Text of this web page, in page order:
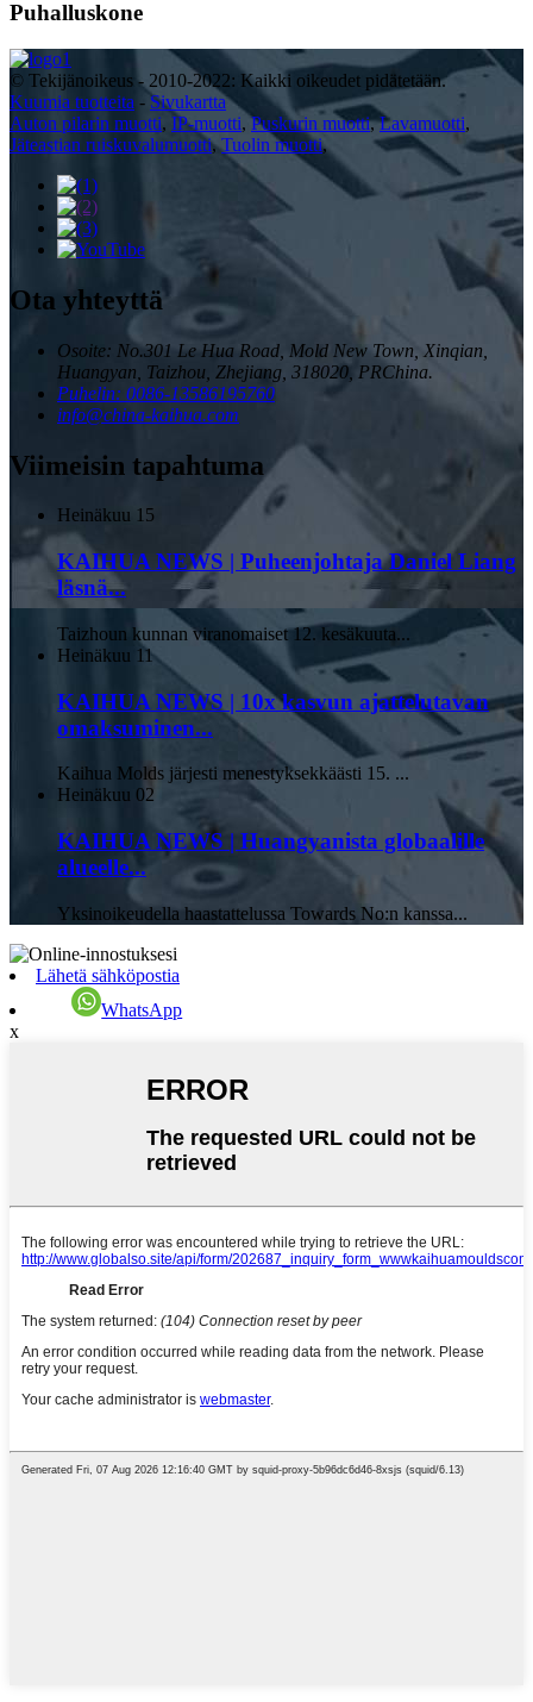
Puhalluskone
© Tekijänoikeus - 2010-2022: Kaikki oikeudet pidätetään.
Kuumia tuotteita - Sivukartta
Auton pilarin muotti, IP-muotti, Puskurin muotti,Lavamuotti,
Jäteastian ruiskuvalumuotti,Tuolin muotti,
Ota yhteyttä
Osoite: No.301 Le Hua Road, Mold New Town, Xinqian,
Huangyan, Taizhou, Zhejiang, 318020, PRChina.
Puhelin: 0086-13586195760
info@china-kaihua.com
Viimeisin tapahtuma
Heinäkuu 15
KAIHUA NEWS | Puheenjohtaja Daniel Liang
läsnä...
Taizhoun kunnan viranomaiset 12. kesäkuuta...
Heinäkuu 11
KAIHUA NEWS | 10x kasvun ajattelutavan
omaksuminen...
Kaihua Molds järjesti menestyksekkäästi 15. ...
Heinäkuu 02
KAIHUA NEWS | Huangyanista globaalille
alueelle...
Yksinoikeudella haastattelussa Towards No:n kanssa...
Lähetä sähköpostia
WhatsApp
x